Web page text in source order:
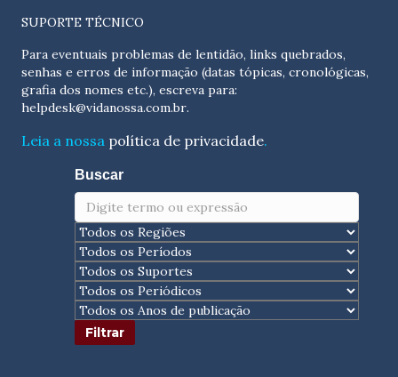
SUPORTE TÉCNICO
Para eventuais problemas de lentidão, links quebrados,
senhas e erros de informação (datas tópicas, cronológicas,
helpdesk@vidanossa.com.br.
Leia a nossa política de privacidade.
Buscar